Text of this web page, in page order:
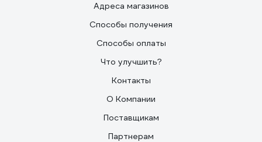
Адреса магазинов
Способы получения
Способы оплаты
Что улучшить?
Контакты
О Компании
Поставщикам
Партнерам